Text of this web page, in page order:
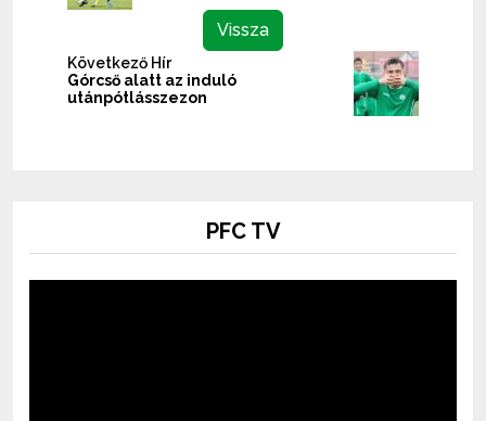
Vissza
Következő Hír
Górcső alatt az induló
utánpótlásszezon
PFC TV